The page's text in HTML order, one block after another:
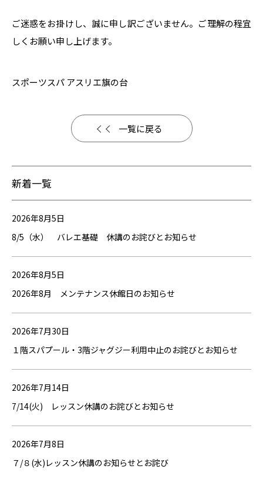
ご迷惑をお掛けし、誠に申し訳ございません。ご理解の程宜
しくお願い申し上げます。
スポーツスパ アスリエ旗の台
一覧に戻る
新着一覧
2026年8月5日
8/5（水） バレエ基礎 休講のお詫びとお知らせ
2026年8月5日
2026年8月 メンテナンス休館日のお知らせ
2026年7月30日
１階スパプール・3階ジャグジー利用中止のお詫びとお知らせ
2026年7月14日
7/14(火) レッスン休講のお詫びとお知らせ
2026年7月8日
７/８(水)レッスン休講のお知らせとお詫び